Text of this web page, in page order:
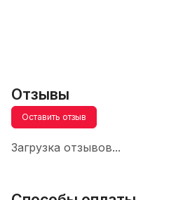
Отзывы
Оставить отзыв
Загрузка отзывов...